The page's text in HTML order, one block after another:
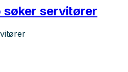
søker servitører